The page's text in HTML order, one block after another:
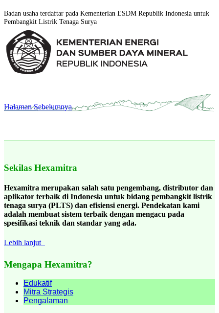
Badan usaha terdaftar pada Kementerian ESDM Republik Indonesia untuk
Pembangkit Listrik Tenaga Surya
Halaman Sebelumnya
Sekilas Hexamitra
Hexamitra merupakan salah satu pengembang, distributor dan
aplikator terbaik di Indonesia untuk bidang pembangkit listrik
tenaga surya (PLTS) dan efisiensi energi. Pendekatan kami
adalah membuat sistem terbaik dengan mengacu pada
spesifikasi teknik dan standar yang ada.
Lebih lanjut
Mengapa Hexamitra?
Edukatif
Mitra Strategis
Pengalaman